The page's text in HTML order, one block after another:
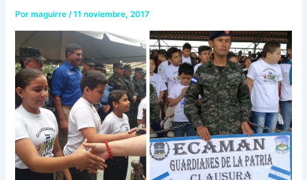
Pormaguirre/11 noviembre, 2017